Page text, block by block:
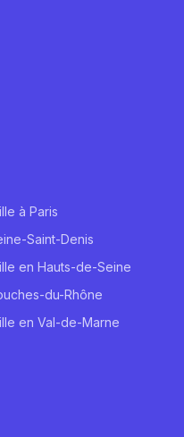
à Paris
Saint-Denis
en Hauts-de-Seine
du-Rhône
en Val-de-Marne